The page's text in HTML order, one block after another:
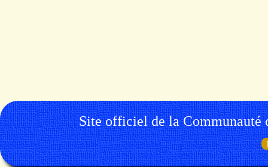
Site officiel de la Communauté